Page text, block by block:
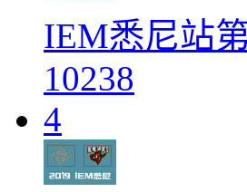
IEM悉尼站
10238
4